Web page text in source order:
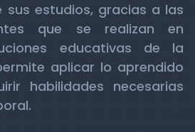
sus estudios, gracias a las
que se realizan en
educativas de la
aplicar lo aprendido
habilidades necesarias